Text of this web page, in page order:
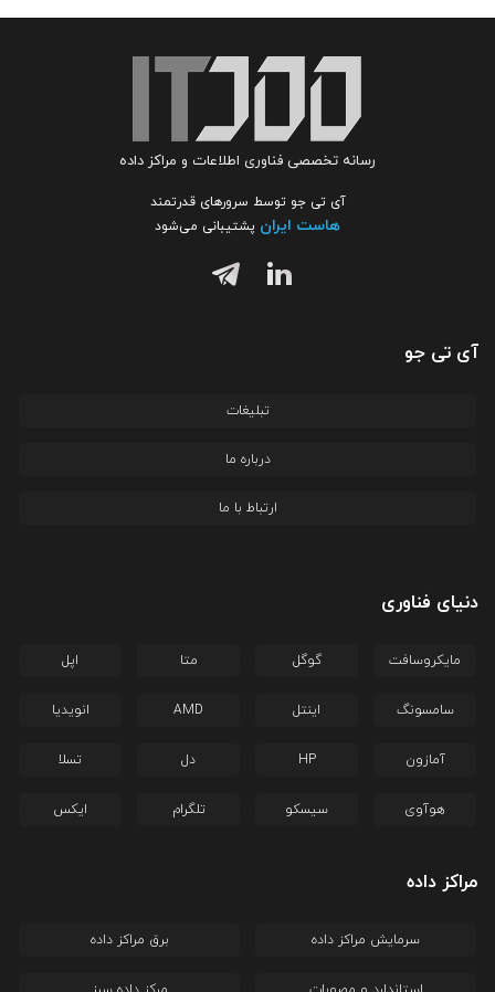
رسانه تخصصی فناوری اطلاعات و مراکز داده
آی تی جو توسط سرورهای قدرتمند
هاست ایران پشتیبانی می‌شود
آی تی جو
تبلیغات
درباره ما
ارتباط با ما
دنیای فناوری
مایکروسافت گوگل متا اپل
سامسونگ اینتل AMD انویدیا
آمازون HP دل تسلا
هوآوی سیسکو تلگرام ایکس
مراکز داده
سرمایش مراکز داده برق مراکز داده